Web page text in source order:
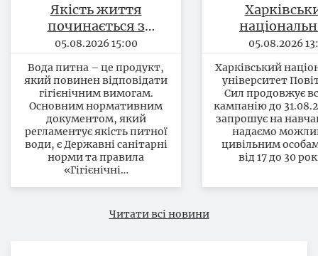
Якість життя
починається з
безпечності питної
05.08.2026 15:00
Вода питна – це продукт,
який повинен відповідати
гігієнічним вимогам.
Основним нормативним
документом, який
регламентує якість питної
води, є Державні санітарні
норми та правила
«Гігієнічні…
продовжує
кампанію
31.08.2026
запрошує
05.08.2026
Харківський
університет
Сил продовжує
кампанію до
запрошує на
надаємо
цивільним
від 17 до 30
Читати всі новини